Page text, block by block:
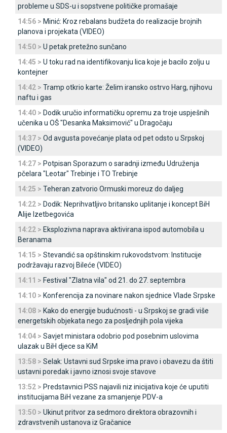
probleme u SDS-u i sopstvene političke promašaje
14:56 > Minić: Kroz rebalans budžeta do realizacije brojnih
planova i projekata (VIDEO)
14:50 > U petak pretežno sunčano
14:45 > U toku rad na identifikovanju lica koje je bacilo zolju u
kontejner
14:42 > Tramp otkrio karte: Želim iransko ostrvo Harg, njihovu
naftu i gas
14:40 > Dodik uručio informatičku opremu za troje uspješnih
učenika u OŠ "Desanka Maksimović" u Dragočaju
14:37 > Od avgusta povećanje plata od pet odsto u Srpskoj
(VIDEO)
14:27 > Potpisan Sporazum o saradnji između Udruženja
pčelara "Leotar" Trebinje i TO Trebinje
14:25 > Teheran zatvorio Ormuski moreuz do daljeg
14:22 > Dodik: Neprihvatljivo britansko uplitanje i koncept BiH
Alije Izetbegovića
14:22 > Eksplozivna naprava aktivirana ispod automobila u
Beranama
14:15 > Stevandić sa opštinskim rukovodstvom: Institucije
podržavaju razvoj Bileće (VIDEO)
14:11 > Festival "Zlatna vila" od 21. do 27. septembra
14:10 > Konferencija za novinare nakon sjednice Vlade Srpske
14:08 > Kako do energije budućnosti - u Srpskoj se gradi više
energetskih objekata nego za posljednjih pola vijeka
14:04 > Savjet ministara odobrio pod posebnim uslovima
ulazak u BiH djece sa KiM
13:58 > Selak: Ustavni sud Srpske ima pravo i obavezu da štiti
ustavni poredak i javno iznosi svoje stavove
13:52 > Predstavnici PSS najavili niz inicijativa koje će uputiti
institucijama BiH vezane za smanjenje PDV-a
13:50 > Ukinut pritvor za sedmoro direktora obrazovnih i
zdravstvenih ustanova iz Gračanice